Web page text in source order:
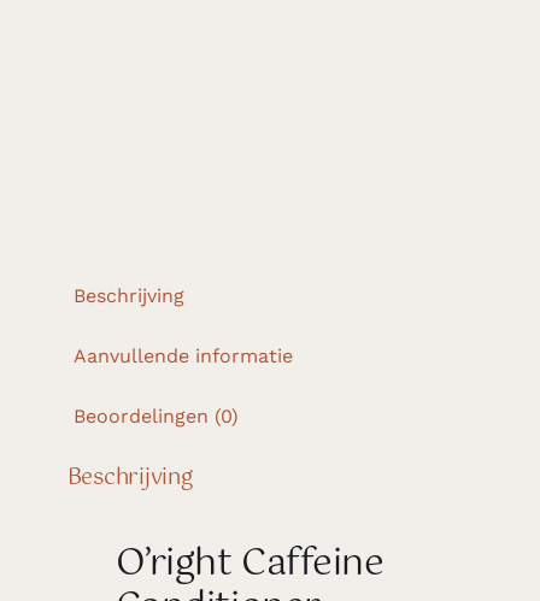
Beschrijving
Aanvullende informatie
Beoordelingen (0)
Beschrijving
O’right Caffeine